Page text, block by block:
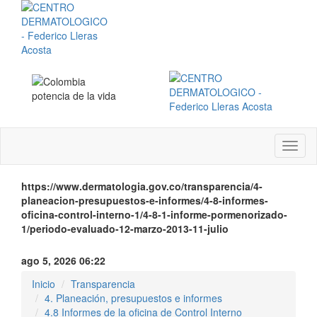
Menú
https://www.dermatologia.gov.co/transparencia/4-
planeacion-presupuestos-e-informes/4-8-informes-
oficina-control-interno-1/4-8-1-informe-pormenorizado-
1/periodo-evaluado-12-marzo-2013-11-julio
ago 5, 2026 06:22
Inicio
Transparencia
4. Planeación, presupuestos e informes
4.8 Informes de la oficina de Control Interno